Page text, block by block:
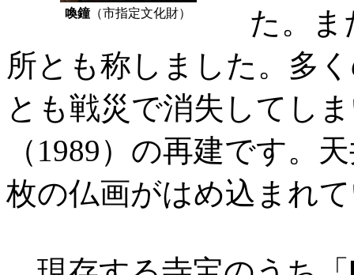
喚鐘（市指定文化財）
た。ま
所とも称しました。多
とも戦災で消失してし
（1989）の再建です。
枚の仏画がはめ込まれ